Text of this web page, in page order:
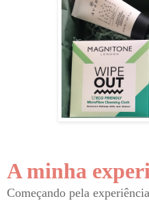
A minha
Começando pela